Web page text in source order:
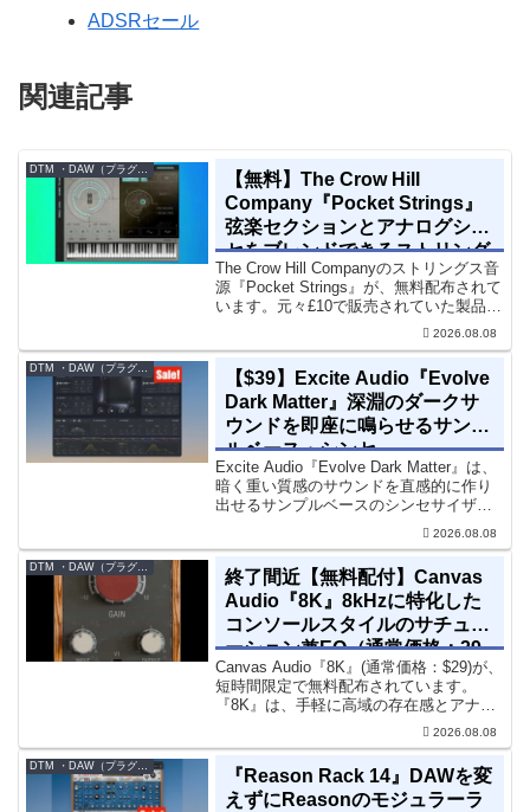
ADSRセール
関連記事
【無料】The Crow Hill
Company『Pocket Strings』
弦楽セクションとアナログシン
セをブレンドできるストリング
ス音源プラグイン
The Crow Hill Companyのストリングス音
源『Pocket Strings』が、無料配布されて
います。元々£10で販売されていた製品で
す。『Pocket Strings』についてPocket
2026.08.08
【$39】Excite Audio『Evolve
Dark Matter』深淵のダークサ
ウンドを即座に鳴らせるサンプ
ルベース・シンセ
Excite Audio『Evolve Dark Matter』は、
暗く重い質感のサウンドを直感的に作り
出せるサンプルベースのシンセサイザー
です。ダークD&Bやアトモスフェリッ
ク・テクノ、シネマティック作品に適し
2026.08.08
DTM ・DAW（プラグイン、シンセなど）のセール情報
終了間近【無料配付】Canvas
Audio『8K』8kHzに特化した
コンソールスタイルのサチュレ
ーション兼EQ（通常価格：29
ドル）
Canvas Audio『8K』(通常価格：$29)が、
短時間限定で無料配布されています。
『8K』は、手軽に高域の存在感とアナロ
グ的な質感をミックスに加えることがで
きる「8kHz」に特化したコンソールスタ
イルのサチュレーション兼EQです。8...
2026.08.08
DTM ・DAW（プラグイン、シンセなど）のセール情報
『Reason Rack 14』DAWを変
えずにReasonのモジュラーラ